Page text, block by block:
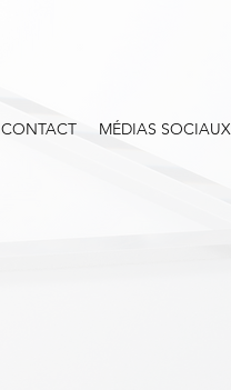
CONTACT MÉDIAS SOCIAUX